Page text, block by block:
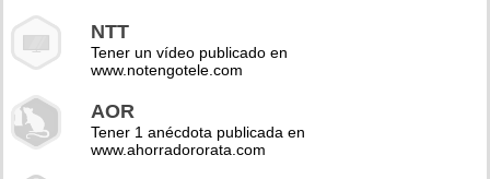
NTT
Tener un vídeo publicado en
www.notengotele.com
AOR
Tener 1 anécdota publicada en
www.ahorradororata.com